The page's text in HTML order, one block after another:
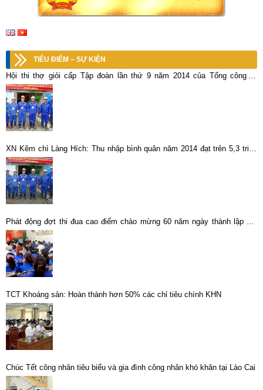
TIÊU ĐIỂM – SỰ KIỆN
Hội thi thợ giỏi cấp Tập đoàn lần thứ 9 năm 2014 của Tổng công ty
Khoáng sản
XN Kẽm chì Làng Hích: Thu nhập bình quân năm 2014 đạt trên 5,3 triệu
đồng/người/tháng
Phát động đợt thi đua cao điểm chào mừng 60 năm ngày thành lập Mỏ
thiếc Tĩnh Túc và 20 năm ngày thành lập Tổng Công ty Khoáng sản
TCT Khoáng sản: Hoàn thành hơn 50% các chỉ tiêu chính KHN
Chúc Tết công nhân tiêu biểu và gia đình công nhân khó khăn tại Lào Cai